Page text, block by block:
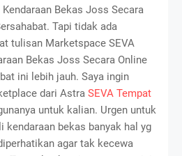
Bekas Joss Secara
Tapi tidak ada
tulisan Marketspace SEVA
Bekas Joss Secara Online
ini lebih jauh. Saya ingin
dari Astra SEVA Tempat
untuk kalian. Urgen untuk
kendaraan bekas banyak hal yg
agar tak kecewa